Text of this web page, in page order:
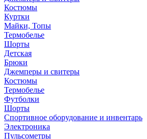
Костюмы
Куртки
Майки, Топы
Термобелье
Шорты
Детская
Брюки
Джемперы и свитеры
Костюмы
Термобелье
Футболки
Шорты
Спортивное оборудование и инвентарь
Электроника
Пульсометры